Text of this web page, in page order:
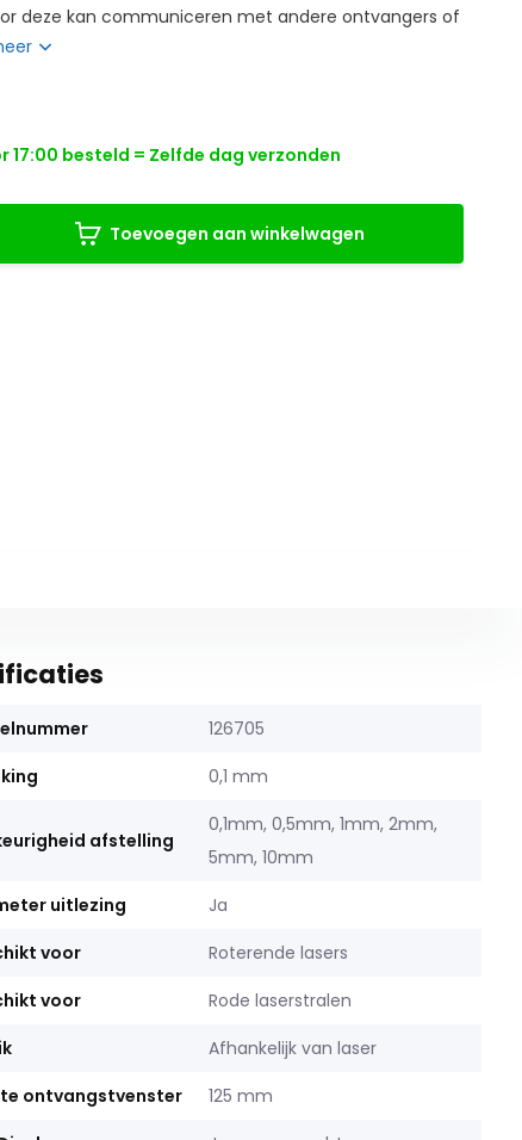
deze kan communiceren met andere ontvangers of
17:00 besteld = Zelfde dag verzonden
Toevoegen aan winkelwagen
126705
0,1 mm
afstelling
0,1mm, 0,5mm, 1mm, 2mm,
5mm, 10mm
uitlezing
Ja
voor
Roterende lasers
voor
Rode laserstralen
Afhankelijk van laser
ontvangstvenster
125 mm